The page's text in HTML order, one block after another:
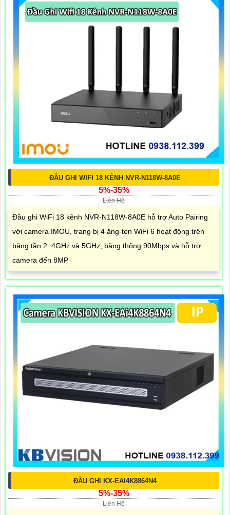
ĐẦU GHI WIFI 18 KÊNH NVR-N118W-8A0E
5%-35%
Liên Hệ
Đầu ghi WiFi 18 kênh NVR-N118W-8A0E hỗ trợ Auto Pairing
với camera IMOU, trang bị 4 ăng-ten WiFi 6 hoạt động trên
băng tần 2. 4GHz và 5GHz, băng thông 90Mbps và hỗ trợ
camera đến 8MP
ĐẦU GHI KX-EAI4K8864N4
5%-35%
Liên Hệ